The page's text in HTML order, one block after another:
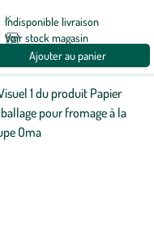
Indisponible livraison
Voir stock magasin
Ajouter au panier